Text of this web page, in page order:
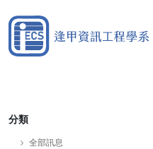
分類
全部訊息